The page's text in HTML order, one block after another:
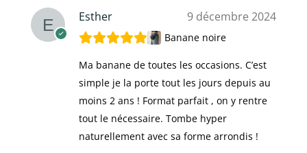
Esther 9 décembre 2024
Banane noire
Ma banane de toutes les occasions. C’est
simple je la porte tout les jours depuis au
moins 2 ans ! Format parfait , on y rentre
tout le nécessaire. Tombe hyper
naturellement avec sa forme arrondis !